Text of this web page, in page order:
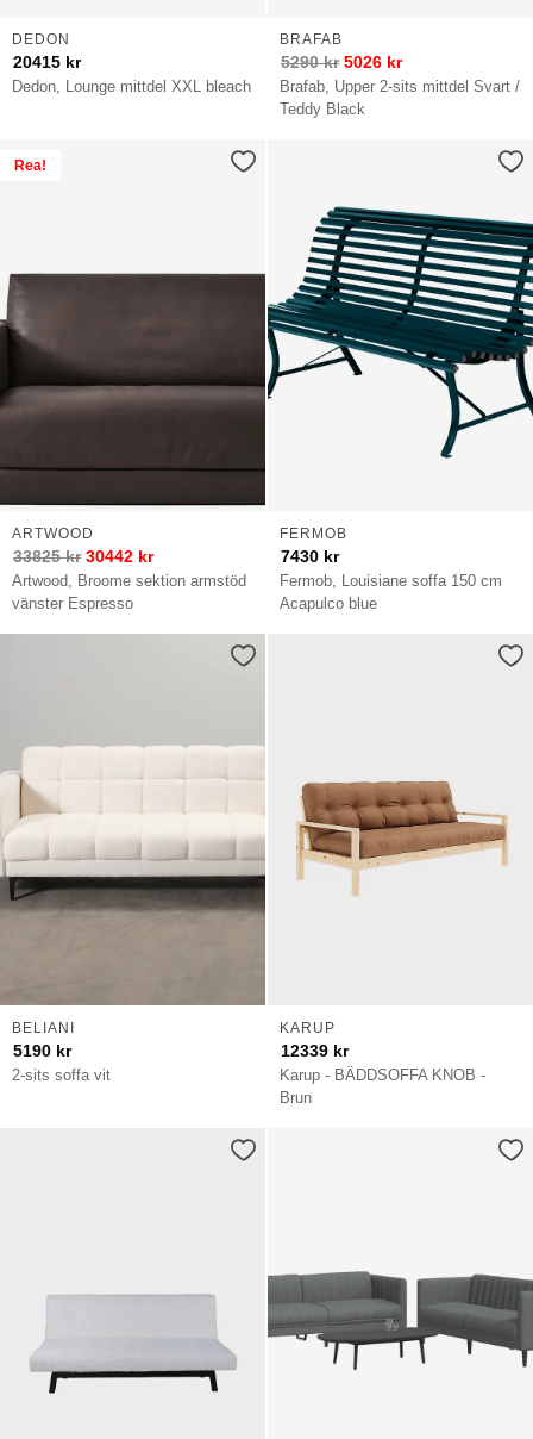
Dedon, Lounge mittdel XXL bleach
DEDON
20415 kr
Brafab, Upper 2-sits mittdel Svart /
Teddy Black
BRAFAB
5290kr 5026 kr
Rea!
Artwood, Broome sektion armstöd
vänster Espresso
ARTWOOD
33825kr 30442 kr
Fermob, Louisiane soffa 150 cm
Acapulco blue
FERMOB
7430 kr
2-sits soffa vit
BELIANI
5190 kr
Karup - BÄDDSOFFA KNOB -
Brun
KARUP
12339 kr